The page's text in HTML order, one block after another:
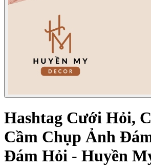
Hashtag Cưới Hỏi,
Cầm Chụp Ảnh
Đám Hỏi - Huyền